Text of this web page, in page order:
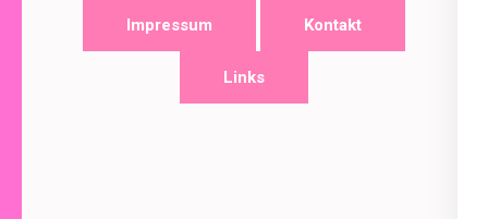
Impressum Kontakt
Links